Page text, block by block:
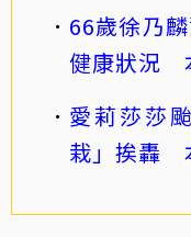
66歲徐乃
健康狀況
愛莉莎莎
栽」挨轟